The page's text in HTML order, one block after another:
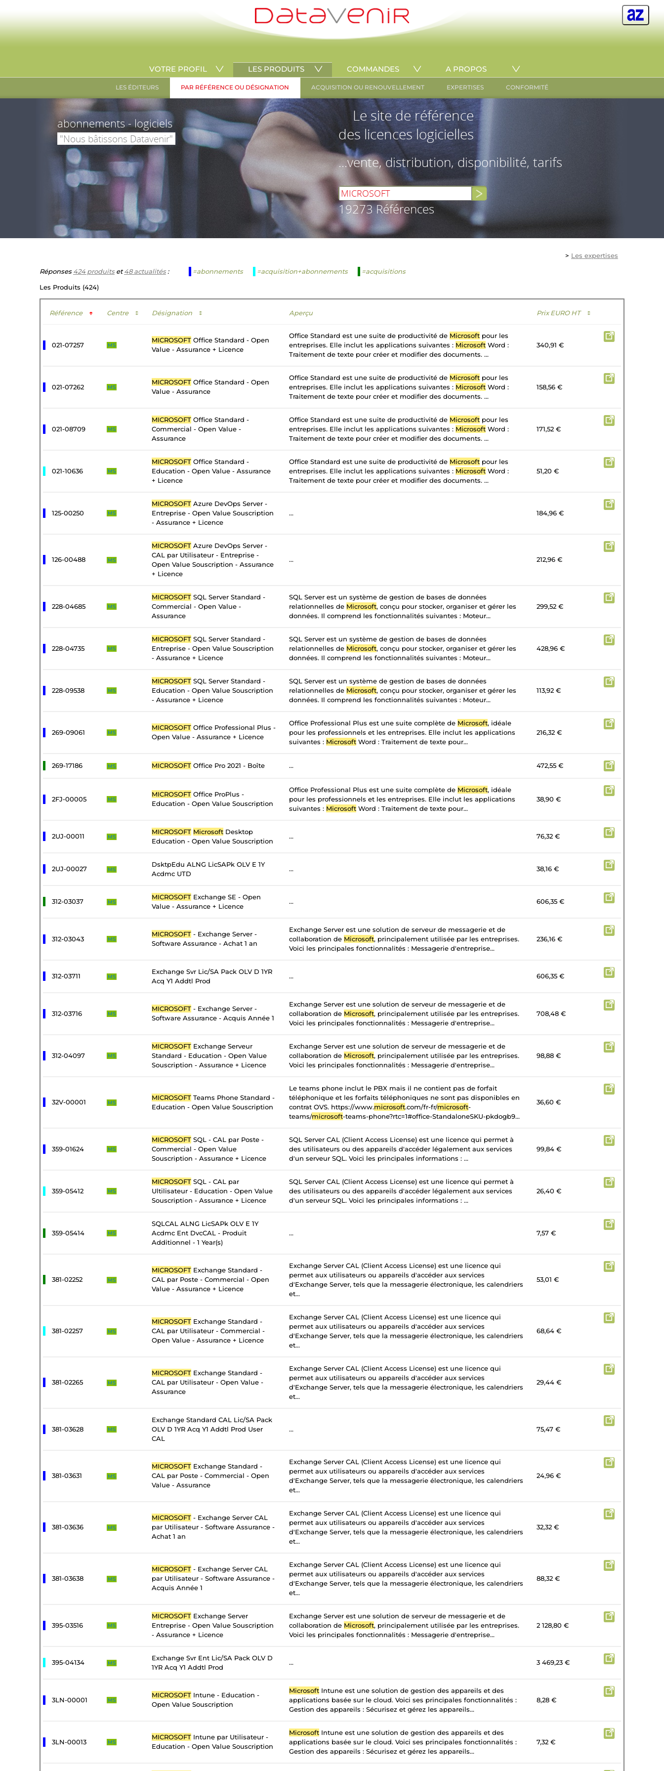
VOTRE PROFIL LES PRODUITS COMMANDES A PROPOS
LES ÉDITEURS PAR RÉFÉRENCE OU DÉSIGNATION ACQUISITION OU RENOUVELLEMENT EXPERTISES CONFORMITÉ
abonnements - logiciels
"Nous bâtissons Datavenir"
Le site de référence
des licences logicielles
...vente, distribution, disponibilité, tarifs
19273 Références
> Les expertises
Réponses424 produitset48 actualités: =abonnements =acquisition+abonnements
=acquisitions
Les Produits (424)
Référence ↑ Centre ↕ Désignation ↕ Aperçu Prix EURO HT ↕
021-07257 MS
MICROSOFT Office Standard - Open
Value - Assurance + Licence
Office Standard est une suite de productivité de Microsoft pour les
entreprises. Elle inclut les applications suivantes : Microsoft Word :
Traitement de texte pour créer et modifier des documents. ...
340,91 €
021-07262 MS
MICROSOFT Office Standard - Open
Value - Assurance
Office Standard est une suite de productivité de Microsoft pour les
entreprises. Elle inclut les applications suivantes : Microsoft Word :
Traitement de texte pour créer et modifier des documents. ...
158,56 €
021-08709 MS
MICROSOFT Office Standard -
Commercial - Open Value -
Assurance
Office Standard est une suite de productivité de Microsoft pour les
entreprises. Elle inclut les applications suivantes : Microsoft Word :
Traitement de texte pour créer et modifier des documents. ...
171,52 €
021-10636 MS
MICROSOFT Office Standard -
Education - Open Value - Assurance
+ Licence
Office Standard est une suite de productivité de Microsoft pour les
entreprises. Elle inclut les applications suivantes : Microsoft Word :
Traitement de texte pour créer et modifier des documents. ...
51,20 €
125-00250 MS
MICROSOFT Azure DevOps Server -
Entreprise - Open Value Souscription
- Assurance + Licence
... 184,96 €
126-00488 MS
MICROSOFT Azure DevOps Server -
CAL par Utilisateur - Entreprise -
Open Value Souscription - Assurance
+ Licence
... 212,96 €
228-04685 MS
MICROSOFT SQL Server Standard -
Commercial - Open Value -
Assurance
SQL Server est un système de gestion de bases de données
relationnelles de Microsoft, conçu pour stocker, organiser et gérer les
données. Il comprend les fonctionnalités suivantes : Moteur...
299,52 €
228-04735 MS
MICROSOFT SQL Server Standard -
Entreprise - Open Value Souscription
- Assurance + Licence
SQL Server est un système de gestion de bases de données
relationnelles de Microsoft, conçu pour stocker, organiser et gérer les
données. Il comprend les fonctionnalités suivantes : Moteur...
428,96 €
228-09538 MS
MICROSOFT SQL Server Standard -
Education - Open Value Souscription
- Assurance + Licence
SQL Server est un système de gestion de bases de données
relationnelles de Microsoft, conçu pour stocker, organiser et gérer les
données. Il comprend les fonctionnalités suivantes : Moteur...
113,92 €
269-09061 MS
MICROSOFT Office Professional Plus -
Open Value - Assurance + Licence
Office Professional Plus est une suite complète de Microsoft, idéale
pour les professionnels et les entreprises. Elle inclut les applications
suivantes : Microsoft Word : Traitement de texte pour...
216,32 €
269-17186 MS MICROSOFT Office Pro 2021 - Boîte ... 472,55 €
2FJ-00005 MS
MICROSOFT Office ProPlus -
Education - Open Value Souscription
Office Professional Plus est une suite complète de Microsoft, idéale
pour les professionnels et les entreprises. Elle inclut les applications
suivantes : Microsoft Word : Traitement de texte pour...
38,90 €
2UJ-00011 MS
MICROSOFT Microsoft Desktop
Education - Open Value Souscription
... 76,32 €
2UJ-00027 MS
DsktpEdu ALNG LicSAPk OLV E 1Y
Acdmc UTD
... 38,16 €
312-03037 MS
MICROSOFT Exchange SE - Open
Value - Assurance + Licence
... 606,35 €
312-03043 MS
MICROSOFT - Exchange Server -
Software Assurance - Achat 1 an
Exchange Server est une solution de serveur de messagerie et de
collaboration de Microsoft, principalement utilisée par les entreprises.
Voici les principales fonctionnalités : Messagerie d'entreprise...
236,16 €
312-03711 MS
Exchange Svr Lic/SA Pack OLV D 1YR
Acq Y1 Addtl Prod
... 606,35 €
312-03716 MS
MICROSOFT - Exchange Server -
Software Assurance - Acquis Année 1
Exchange Server est une solution de serveur de messagerie et de
collaboration de Microsoft, principalement utilisée par les entreprises.
Voici les principales fonctionnalités : Messagerie d'entreprise...
708,48 €
312-04097 MS
MICROSOFT Exchange Serveur
Standard - Education - Open Value
Souscription - Assurance + Licence
Exchange Server est une solution de serveur de messagerie et de
collaboration de Microsoft, principalement utilisée par les entreprises.
Voici les principales fonctionnalités : Messagerie d'entreprise...
98,88 €
32V-00001 MS
MICROSOFT Teams Phone Standard -
Education - Open Value Souscription
Le teams phone inclut le PBX mais il ne contient pas de forfait
téléphonique et les forfaits téléphoniques ne sont pas disponibles en
contrat OVS. https://www.microsoft.com/fr-fr/microsoft-
teams/microsoft-teams-phone?rtc=1#office-StandaloneSKU-pkdogb9...
36,60 €
359-01624 MS
MICROSOFT SQL - CAL par Poste -
Commercial - Open Value
Souscription - Assurance + Licence
SQL Server CAL (Client Access License) est une licence qui permet à
des utilisateurs ou des appareils d'accéder légalement aux services
d'un serveur SQL. Voici les principales informations : ...
99,84 €
359-05412 MS
MICROSOFT SQL - CAL par
Ultilisateur - Education - Open Value
Souscription - Assurance + Licence
SQL Server CAL (Client Access License) est une licence qui permet à
des utilisateurs ou des appareils d'accéder légalement aux services
d'un serveur SQL. Voici les principales informations : ...
26,40 €
359-05414 MS
SQLCAL ALNG LicSAPk OLV E 1Y
Acdmc Ent DvcCAL - Produit
Additionnel - 1 Year(s)
... 7,57 €
381-02252 MS
MICROSOFT Exchange Standard -
CAL par Poste - Commercial - Open
Value - Assurance + Licence
Exchange Server CAL (Client Access License) est une licence qui
permet aux utilisateurs ou appareils d'accéder aux services
d'Exchange Server, tels que la messagerie électronique, les calendriers
et...
53,01 €
381-02257 MS
MICROSOFT Exchange Standard -
CAL par Utilisateur - Commercial -
Open Value - Assurance + Licence
Exchange Server CAL (Client Access License) est une licence qui
permet aux utilisateurs ou appareils d'accéder aux services
d'Exchange Server, tels que la messagerie électronique, les calendriers
et...
68,64 €
381-02265 MS
MICROSOFT Exchange Standard -
CAL par Utilisateur - Open Value -
Assurance
Exchange Server CAL (Client Access License) est une licence qui
permet aux utilisateurs ou appareils d'accéder aux services
d'Exchange Server, tels que la messagerie électronique, les calendriers
et...
29,44 €
381-03628 MS
Exchange Standard CAL Lic/SA Pack
OLV D 1YR Acq Y1 Addtl Prod User
CAL
... 75,47 €
381-03631 MS
MICROSOFT Exchange Standard -
CAL par Poste - Commercial - Open
Value - Assurance
Exchange Server CAL (Client Access License) est une licence qui
permet aux utilisateurs ou appareils d'accéder aux services
d'Exchange Server, tels que la messagerie électronique, les calendriers
et...
24,96 €
381-03636 MS
MICROSOFT - Exchange Server CAL
par Utilisateur - Software Assurance -
Achat 1 an
Exchange Server CAL (Client Access License) est une licence qui
permet aux utilisateurs ou appareils d'accéder aux services
d'Exchange Server, tels que la messagerie électronique, les calendriers
et...
32,32 €
381-03638 MS
MICROSOFT - Exchange Server CAL
par Utilisateur - Software Assurance -
Acquis Année 1
Exchange Server CAL (Client Access License) est une licence qui
permet aux utilisateurs ou appareils d'accéder aux services
d'Exchange Server, tels que la messagerie électronique, les calendriers
et...
88,32 €
395-03516 MS
MICROSOFT Exchange Server
Entreprise - Open Value Souscription
- Assurance + Licence
Exchange Server est une solution de serveur de messagerie et de
collaboration de Microsoft, principalement utilisée par les entreprises.
Voici les principales fonctionnalités : Messagerie d'entreprise...
2 128,80 €
395-04134 MS
Exchange Svr Ent Lic/SA Pack OLV D
1YR Acq Y1 Addtl Prod
... 3 469,23 €
3LN-00001 MS
MICROSOFT Intune - Education -
Open Value Souscription
Microsoft Intune est une solution de gestion des appareils et des
applications basée sur le cloud. Voici ses principales fonctionnalités :
Gestion des appareils : Sécurisez et gérez les appareils...
8,28 €
3LN-00013 MS
MICROSOFT Intune par Utilisateur -
Education - Open Value Souscription
Microsoft Intune est une solution de gestion des appareils et des
applications basée sur le cloud. Voici ses principales fonctionnalités :
Gestion des appareils : Sécurisez et gérez les appareils...
7,32 €